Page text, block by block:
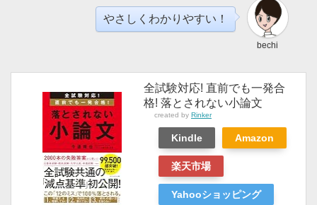
bechi
やさしくわかりやすい！
全試験対応! 直前でも一発合
格! 落とされない小論文
created by Rinker
Kindle Amazon
楽天市場
Yahooショッピング